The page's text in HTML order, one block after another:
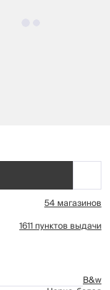
54 магазинов
1611 пунктов выдачи
B&w